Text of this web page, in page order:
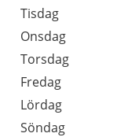
Tisdag
Onsdag
Torsdag
Fredag
Lördag
Söndag